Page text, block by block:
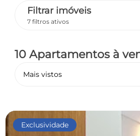
Filtrar imóveis
7 filtros ativos
10 Apartamentos à
Mais vistos
Pronto
Exclusividade